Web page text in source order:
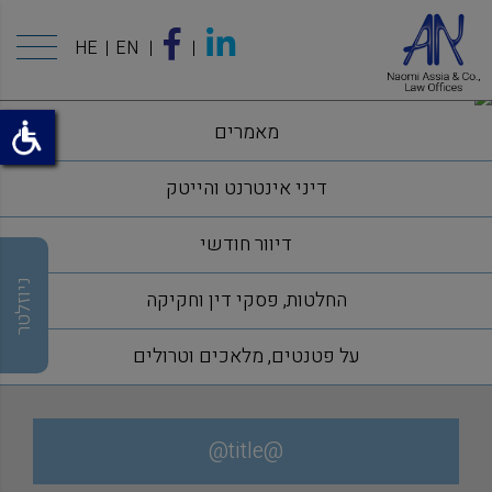
HE EN
מאמרים
דיני אינטרנט והייטק
דיוור חודשי
החלטות, פסקי דין וחקיקה
על פטנטים, מלאכים וטרולים
@title@
ניוזלטר